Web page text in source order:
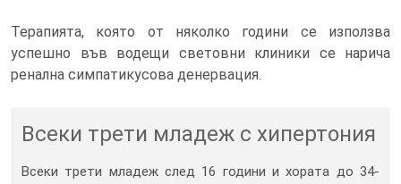
Терапията, която от няколко години се използва
успешно във водещи световни клиники се нарича
ренална симпатикусова денервация.
Всеки трети младеж с хипертония
Всеки трети младеж след 16 години и хората до 34-